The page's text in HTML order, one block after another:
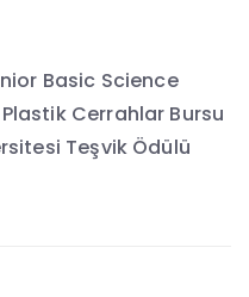
Basic Science
Cerrahlar Bursu
Teşvik Ödülü